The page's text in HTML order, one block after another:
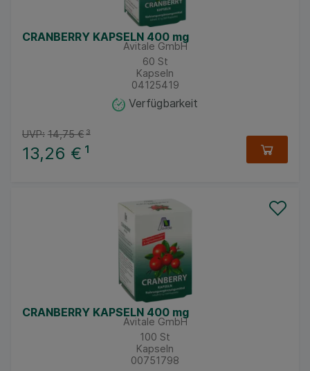
CRANBERRY KAPSELN 400 mg
Avitale GmbH
60 St
Kapseln
04125419
Verfügbarkeit
13,26 € ¹
UVP: 14,75 €³
CRANBERRY KAPSELN 400 mg
Avitale GmbH
100 St
Kapseln
00751798